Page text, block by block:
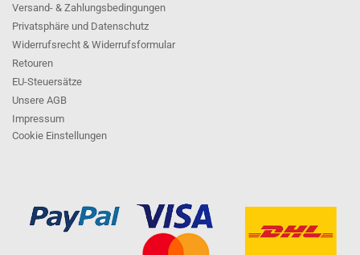
Versand- & Zahlungsbedingungen
Privatsphäre und Datenschutz
Widerrufsrecht & Widerrufsformular
Retouren
EU-Steuersätze
Unsere AGB
Impressum
Cookie Einstellungen